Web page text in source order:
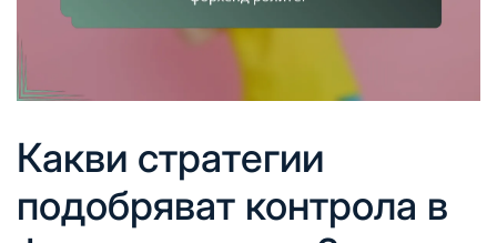
Какви стратегии
подобряват контрола в